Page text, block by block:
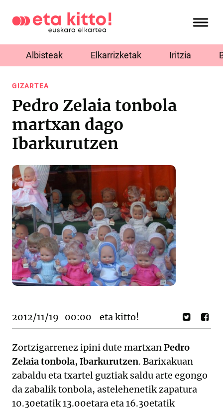
Albisteak Elkarrizketak Iritzia
GIZARTEA
Pedro Zelaia tonbola
martxan dago
Ibarkurutzen
2012/11/19 00:00 eta kitto!
Zortzigarrenez ipini dute martxanPedro
Zelaia tonbola, Ibarkurutzen. Barixakuan
zabaldu eta txartel guztiak saldu arte egongo
da zabalik tonbola, astelehenetik zapatura
10.30etatik 13.00etara eta 16.30etatik